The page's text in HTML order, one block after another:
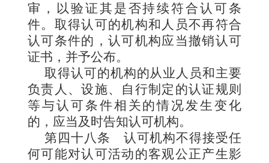
审，以验证其是否持续符合认可条
件。取得认可的机构和人员不再符合
认可条件的，认可机构应当撤销认可
证书，并予公布。
取得认可的机构的从业人员和主要
负责人、设施、自行制定的认证规则
等与认可条件相关的情况发生变化
的，应当及时告知认可机构。
第四十八条 认可机构不得接受任
何可能对认可活动的客观公正产生影